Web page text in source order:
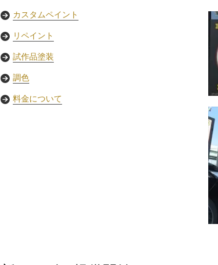
カスタムペイント
リペイント
試作品塗装
調色
料金について